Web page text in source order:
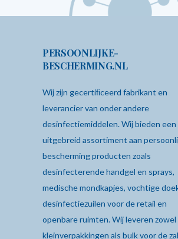
€ 9,00.
PERSOONLIJKE-
BESCHERMING.NL
Wij zijn gecertiﬁceerd fabrikant en
leverancier van onder andere
desinfectiemiddelen. Wij bieden een
uitgebreid assortiment aan
bescherming producten zoals
desinfecterendehandgel en sprays,
medische mondkapjes, vochtige
desinfectiezuilen voor de retail en
openbare ruimten. Wij leveren zowel
kleinverpakkingen als bulk voor de